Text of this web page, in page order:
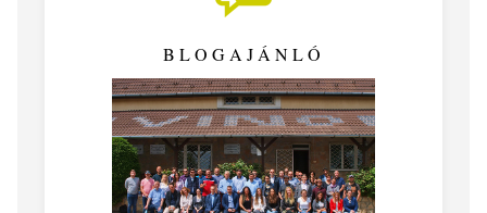
BLOGAJÁNLÓ